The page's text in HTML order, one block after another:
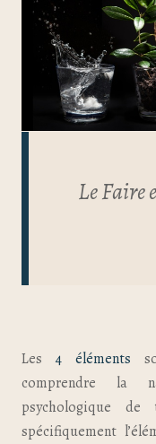
Le Faire
Les 4 éléments
comprendre la
psychologique
spécifiquement